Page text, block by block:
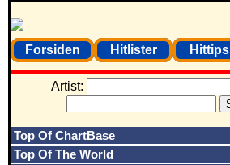
Forsiden Hitlister Hittips
Artist:
Top Of ChartBase
Top Of The World